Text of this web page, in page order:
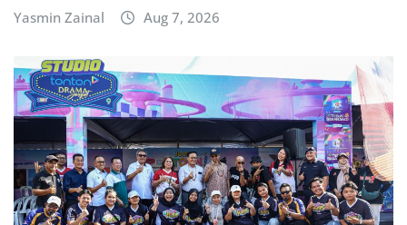
Yasmin Zainal Aug 7, 2026